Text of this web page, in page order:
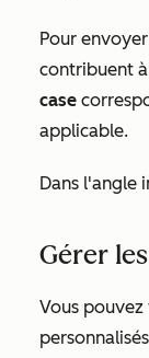
Pour
contribuent
case
applicable.
Dans l'angle
Gérer
Vous